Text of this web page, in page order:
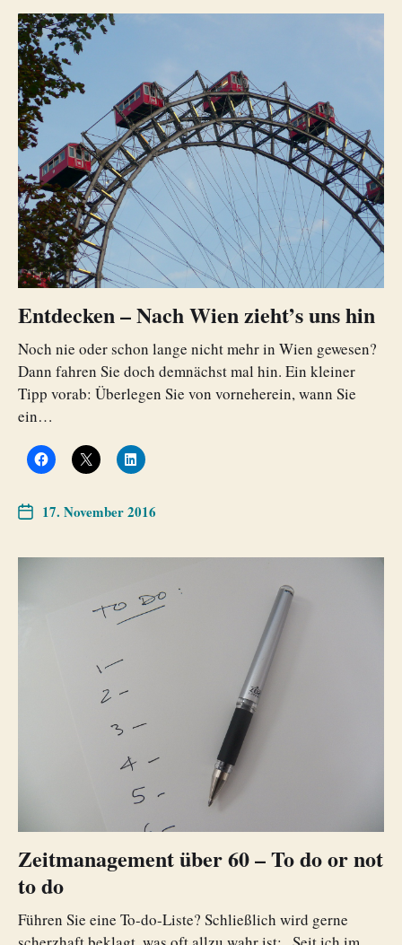
Entdecken – Nach Wien zieht’s uns hin
Noch nie oder schon lange nicht mehr in Wien gewesen?
Dann fahren Sie doch demnächst mal hin. Ein kleiner
Tipp vorab: Überlegen Sie von vorneherein, wann Sie
ein…
17. November 2016
Zeitmanagement über 60 – To do or not
to do
Führen Sie eine To-do-Liste? Schließlich wird gerne